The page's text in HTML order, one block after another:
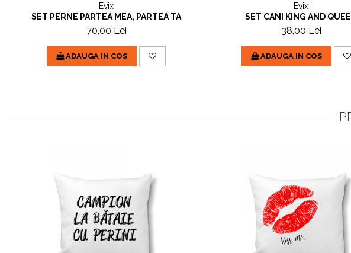
Evix
SET PERNE PARTEA MEA, PARTEA TA
70,00 Lei
ADAUGA IN COS
Evix
SET CANI KING AND
38,00 Lei
ADAUGA IN COS